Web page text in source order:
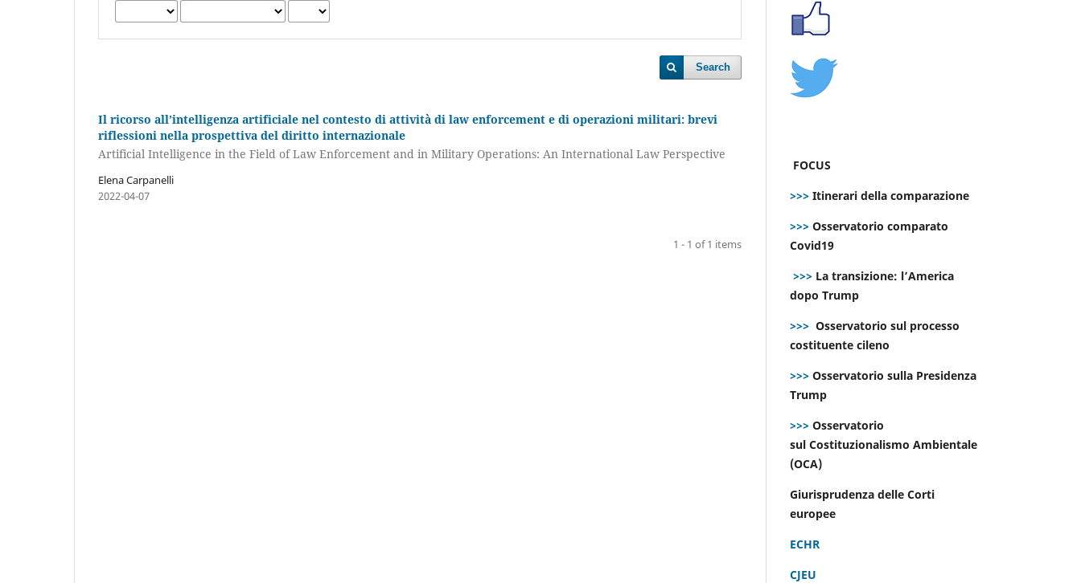
Search
Il ricorso all’intelligenza artificiale nel contesto di attività di law enforcement e di operazioni militari: brevi
riflessioni nella prospettiva del diritto internazionale
Artificial Intelligence in the Field of Law Enforcement and in Military Operations: An International Law Perspective
Elena Carpanelli
2022-04-07
1 - 1 of 1 items
FOCUS
>>> Itinerari della comparazione
>>> Osservatorio comparato
Covid19
>>> La transizione: l’America
dopo Trump
>>> Osservatorio sul processo
costituente cileno
>>> Osservatorio sulla Presidenza
Trump
>>> Osservatorio
sul Costituzionalismo Ambientale
(OCA)
Giurisprudenza delle Corti
europee
ECHR
CJEU